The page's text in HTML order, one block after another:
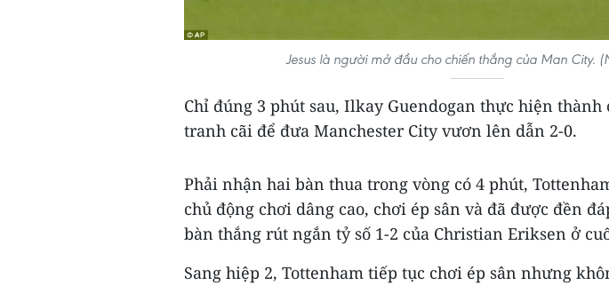
Jesus là người mở đầu cho chiến thắng của Man City.
Chỉ đúng 3 phút sau, Ilkay Guendogan thực hiện thành
tranh cãi để đưa Manchester City vươn lên dẫn 2-0.
Phải nhận hai bàn thua trong vòng có 4 phút,
chủ động chơi dâng cao, chơi ép sân và đã được đền
bàn thắng rút ngắn tỷ số 1-2 của Christian Eriksen ở
Sang hiệp 2, Tottenham tiếp tục chơi ép sân nhưng